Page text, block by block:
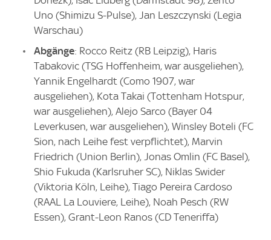
Uno (Shimizu S-Pulse), Jan Leszczynski (Legia
Warschau)
Abgänge: Rocco Reitz (RB Leipzig), Haris
Tabakovic (TSG Hoffenheim, war ausgeliehen),
Yannik Engelhardt (Como 1907, war
ausgeliehen), Kota Takai (Tottenham Hotspur,
war ausgeliehen), Alejo Sarco (Bayer 04
Leverkusen, war ausgeliehen), Winsley Boteli (FC
Sion, nach Leihe fest verpflichtet), Marvin
Friedrich (Union Berlin), Jonas Omlin (FC Basel),
Shio Fukuda (Karlsruher SC), Niklas Swider
(Viktoria Köln, Leihe), Tiago Pereira Cardoso
(RAAL La Louviere, Leihe), Noah Pesch (RW
Essen), Grant-Leon Ranos (CD Teneriffa)